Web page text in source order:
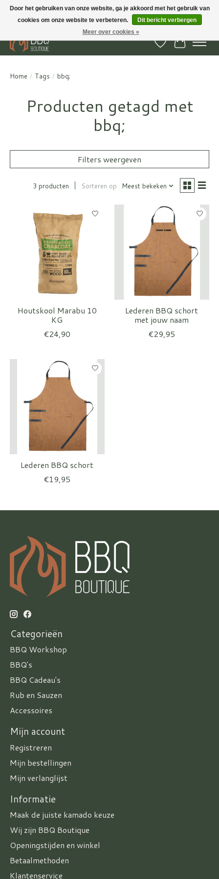
BBQ Boutique - Gratis verzenden en afhalen in Hedel en Kesteren
Verlanglijst
Home / Tags / bbq;
Producten getagd met
bbq;
Filters weergeven
3 producten Sorteren op Meest bekeken
Houtskool Marabu 10
KG
€24,90
Lederen BBQ schort
met jouw naam
€29,95
Lederen BBQ schort
€19,95
Categorieën
BBQ Workshop
BBQ's
BBQ Cadeau's
Rub en Sauzen
Accessoires
Mijn account
Registreren
Mijn bestellingen
Mijn verlanglijst
Informatie
Maak de juiste kamado keuze
Wij zijn BBQ Boutique
Openingstijden en winkel
Betaalmethoden
Klantenservice
Door het gebruiken van onze website, ga je akkoord met het gebruik van
cookies om onze website te verbeteren.
Dit bericht verbergen
Meer over cookies »